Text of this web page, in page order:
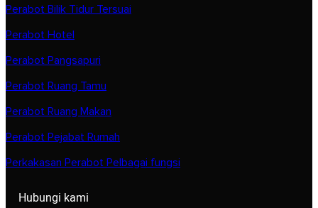
Perabot Bilik Tidur Tersuai
Perabot Hotel
Perabot Pangsapuri
Perabot Ruang Tamu
Perabot Ruang Makan
Perabot Pejabat Rumah
Perkakasan Perabot Pelbagai fungsi
Hubungi kami